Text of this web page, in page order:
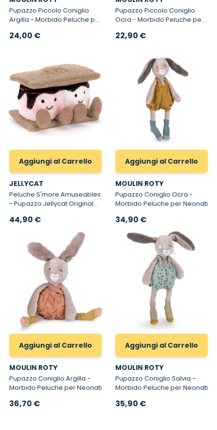
Pupazzo Piccolo Coniglio
Argilla - Morbido Peluche per
24,00 €
Pupazzo Piccolo Coniglio
Ocra - Morbido Peluche per
22,90 €
Aggiungi al Carrello
JELLYCAT
Peluche S'more Amuseables
- Pupazzo Jellycat Originale
44,90 €
Aggiungi al Carrello
MOULIN ROTY
Pupazzo Coniglio Ocra -
Morbido Peluche per Neonati
34,90 €
Aggiungi al Carrello
MOULIN ROTY
Pupazzo Coniglio Argilla -
Morbido Peluche per Neonati
36,70 €
Aggiungi al Carrello
MOULIN ROTY
Pupazzo Coniglio Salvia -
Morbido Peluche per Neonati
35,90 €